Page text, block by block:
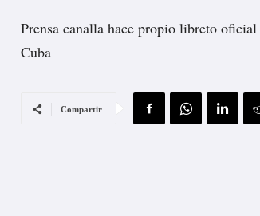
Prensa canalla hace propio libreto
Cuba
Compartir